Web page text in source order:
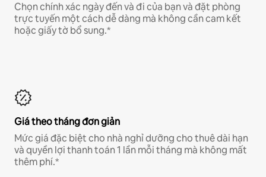
Chọn chính xác ngày đến và đi của bạn và đặt phòng
trực tuyến một cách dễ dàng mà không cần cam kết
hoặc giấy tờ bổ sung.*
Giá theo tháng đơn giản
Mức giá đặc biệt cho nhà nghỉ dưỡng cho thuê dài hạn
và quyền lợi thanh toán 1 lần mỗi tháng mà không mất
thêm phí.*